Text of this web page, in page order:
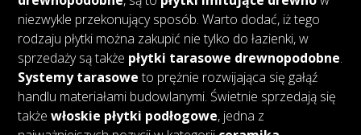
niezwykle przekonujący sposób. Warto dodać, iż tego
rodzaju płytki można zakupić nie tylko do łazienki, w
sprzedaży są także płytki tarasowe drewnopodobne.
Systemy tarasoweto prężnie rozwijająca się gałąź
handlu materiałami budowlanymi. Świetnie sprzedają się
takżewłoskie płytki podłogowe, jedna z